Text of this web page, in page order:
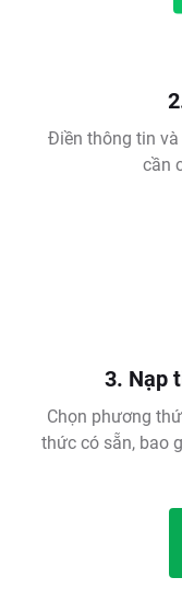
Điền thông tin
cần
3. Nạp
Chọn phương
thức có sẵn, bao